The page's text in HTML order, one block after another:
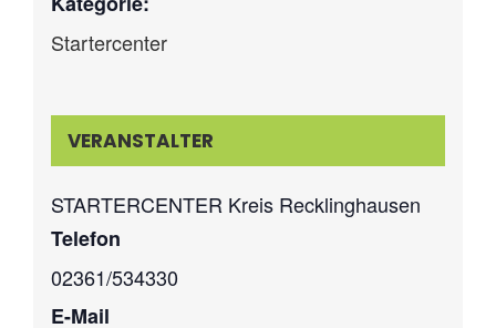
Startercenter
VERANSTALTER
STARTERCENTER Kreis Recklinghausen
Telefon
02361/534330
E-Mail